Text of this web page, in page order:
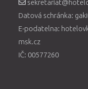
Datová schránka:
E-podatelna:
msk.cz
IČ: 00577260